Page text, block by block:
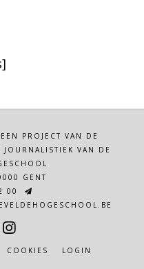
PROJECT VAN DE
VAN DE
GENT
00
COOKIES LOGIN